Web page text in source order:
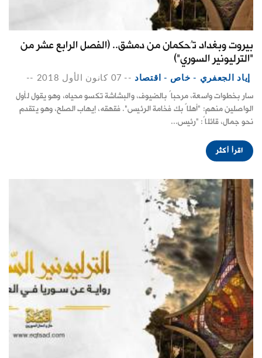
بيروت وبغداد تُحكمان من دمشق.. (الفصل الرابع عشر من
"الترليونير السوري")
إياد الجعفري - خاص - اقتصاد -- 07 كانون الأول 2018 --
سار بخطوات واسعة، مرحباً بالضيوف، والبشاشة تكسو محياه، وهو يقول لأول
الواصلين منهم: "أهلاً بك فخامة الرئيس". فقهقه، إيهاب الصلح، وهو يتقدم
نحو جمال، قائلاً: "رئيس...
اقرأ أكثر